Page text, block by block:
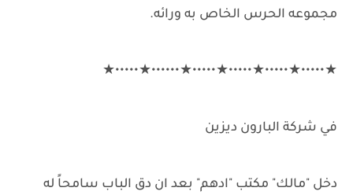
مجموعه الحرس الخاص به ورائه.
★•••••★•••••★•••••★•••••★••••••★•••••★
في شركة البارون ديزين
دخل "مالك" مكتب "ادهم" بعد ان دق الباب سامحاً له